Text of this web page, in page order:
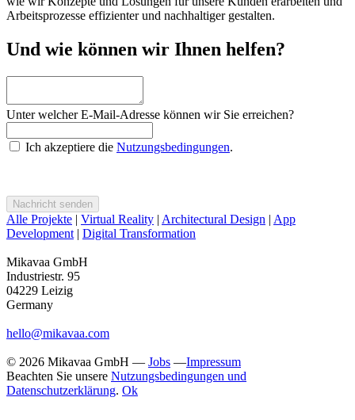
Arbeitsprozesse effizienter und nachhaltiger gestalten.
Und wie können wir Ihnen helfen?
Unter welcher E-Mail-Adresse können wir Sie erreichen?
Ich akzeptiere die Nutzungsbedingungen.
Alle Projekte | Virtual Reality | Architectural Design | App
Development | Digital Transformation
Mikavaa GmbH
Industriestr. 95
04229 Leizig
Germany
hello@mikavaa.com
© 2026 Mikavaa GmbH — Jobs —Impressum
Beachten Sie unsere Nutzungsbedingungen und
Datenschutzerklärung. Ok